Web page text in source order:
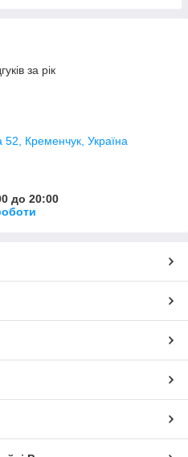
за рік
Кременчук, Україна
до 20:00